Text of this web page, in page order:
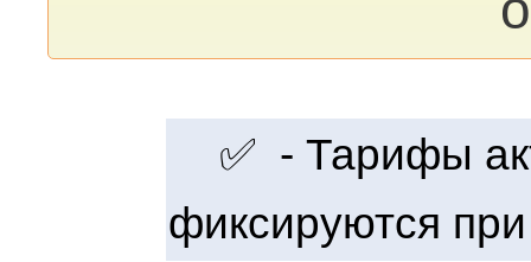
✅ - Тарифы
фиксируются